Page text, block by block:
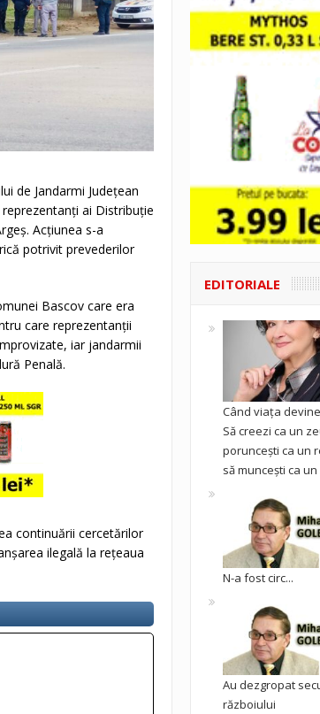
de Jandarmi Judeţean
ai Distribuţie
Acţiunea s-a
potrivit prevederilor
Bascov care era
care reprezentanţii
iar jandarmii
Penală.
continuării cercetărilor
ilegală la reţeaua
EDITORIALE
Când viața
Să creezi ca un
poruncești ca un
să muncești ca un
N-a fost circ...
Au dezgropat
războiului